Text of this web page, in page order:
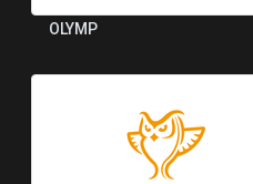
OLYMP